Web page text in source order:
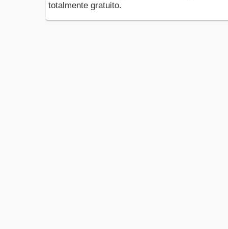
totalmente gratuito.